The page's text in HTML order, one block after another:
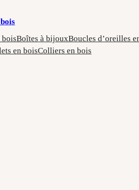
boisBoîtes à bijouxBoucles d’oreilles
en boisColliers en bois